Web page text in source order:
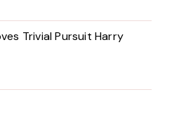
Trivial Pursuit Harry